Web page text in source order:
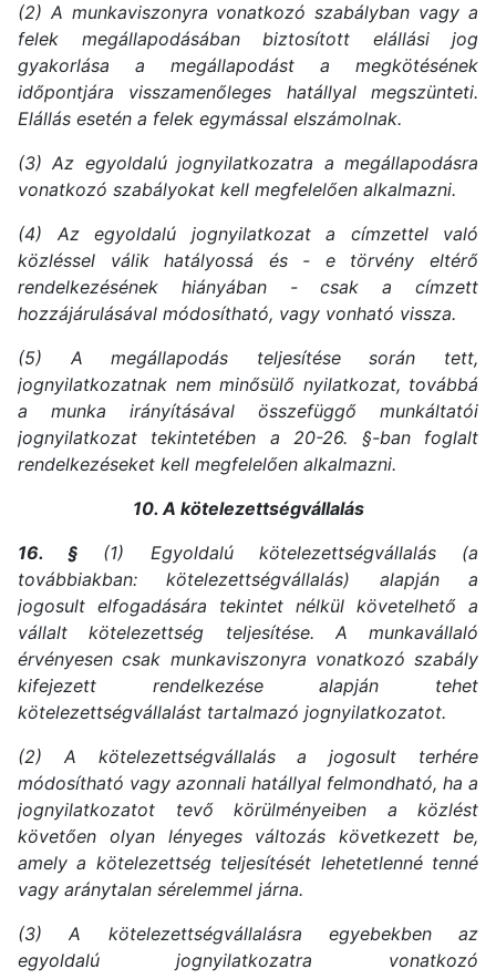
(2) A munkaviszonyra vonatkozó szabályban vagy a
felek megállapodásában biztosított elállási jog
gyakorlása a megállapodást a megkötésének
időpontjára visszamenőleges hatállyal megszünteti.
Elállás esetén a felek egymással elszámolnak.
(3) Az egyoldalú jognyilatkozatra a megállapodásra
vonatkozó szabályokat kell megfelelően alkalmazni.
(4) Az egyoldalú jognyilatkozat a címzettel való
közléssel válik hatályossá és - e törvény eltérő
rendelkezésének hiányában - csak a címzett
hozzájárulásával módosítható, vagy vonható vissza.
(5) A megállapodás teljesítése során tett,
jognyilatkozatnak nem minősülő nyilatkozat, továbbá
a munka irányításával összefüggő munkáltatói
jognyilatkozat tekintetében a 20-26. §-ban foglalt
rendelkezéseket kell megfelelően alkalmazni.
10. A kötelezettségvállalás
16. § (1) Egyoldalú kötelezettségvállalás (a
továbbiakban: kötelezettségvállalás) alapján a
jogosult elfogadására tekintet nélkül követelhető a
vállalt kötelezettség teljesítése. A munkavállaló
érvényesen csak munkaviszonyra vonatkozó szabály
kifejezett rendelkezése alapján tehet
kötelezettségvállalást tartalmazó jognyilatkozatot.
(2) A kötelezettségvállalás a jogosult terhére
módosítható vagy azonnali hatállyal felmondható, ha a
jognyilatkozatot tevő körülményeiben a közlést
követően olyan lényeges változás következett be,
amely a kötelezettség teljesítését lehetetlenné tenné
vagy aránytalan sérelemmel járna.
(3) A kötelezettségvállalásra egyebekben az
egyoldalú jognyilatkozatra vonatkozó